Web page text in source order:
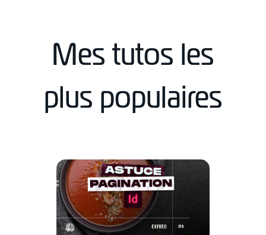
Mes tutos les
plus populaires